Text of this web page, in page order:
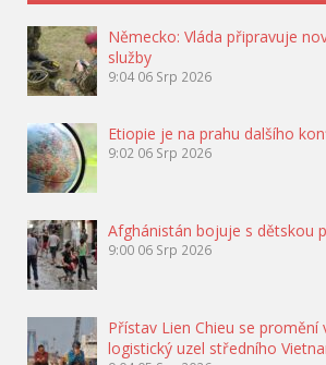
Německo: Vláda připravuje
služby
9:04 06 Srp 2026
Etiopie je na prahu dalšího
9:02 06 Srp 2026
Afghánistán bojuje s dětskou
9:00 06 Srp 2026
Přístav Lien Chieu se promění
logistický uzel středního